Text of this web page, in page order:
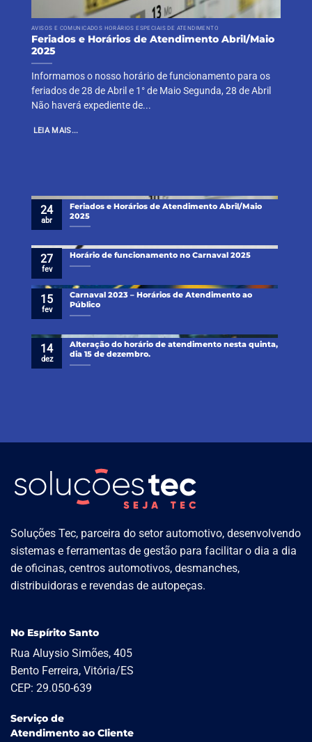
AVISOS E COMUNICADOS HORÁRIOS ESPECIAIS DE ATENDIMENTO
Feriados e Horários de Atendimento Abril/Maio
2025
Informamos o nosso horário de funcionamento para os
feriados de 28 de Abril e 1° de Maio Segunda, 28 de Abril
Não haverá expediente de...
LEIA MAIS...
Feriados e Horários de Atendimento Abril/Maio
2025
24
abr
Horário de funcionamento no Carnaval 2025
27
fev
Carnaval 2023 – Horários de Atendimento ao
Público
15
fev
Alteração do horário de atendimento nesta quinta,
dia 15 de dezembro.
14
dez
Soluções Tec, parceira do setor automotivo, desenvolvendo
sistemas e ferramentas de gestão para facilitar o dia a dia
de oficinas, centros automotivos, desmanches,
distribuidoras e revendas de autopeças.
No Espírito Santo
Rua Aluysio Simões, 405
Bento Ferreira, Vitória/ES
CEP: 29.050-639
Serviço de
Atendimento ao Cliente